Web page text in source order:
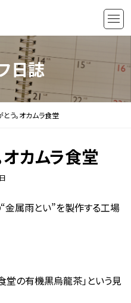
日誌
とう。オカムラ食堂
オカムラ食堂
金属雨とい”を製作する工場
堂の有機黒烏龍茶」という見